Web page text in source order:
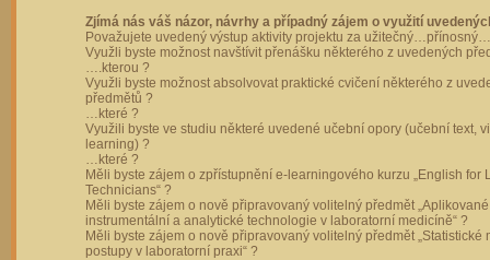
Zjímá nás váš názor, návrhy a případný zájem o využití
Považujete uvedený výstup aktivity projektu za
Využli byste možnost navštívit přenášku některého z uvedených
….kterou ?
Využli byste možnost absolvovat praktické cvičení některého z
předmětů ?
…které ?
Využili byste ve studiu některé uvedené učební opory (učební text,
learning) ?
…které ?
Měli byste zájem o zpřístupnění e-learningového kurzu „English for
Technicians“ ?
Měli byste zájem o nově připravovaný volitelný předmět „Aplikované
instrumentální a analytické technologie v laboratorní medicíně“ ?
Měli byste zájem o nově připravovaný volitelný předmět „Statistické
postupy v laboratorní praxi“ ?